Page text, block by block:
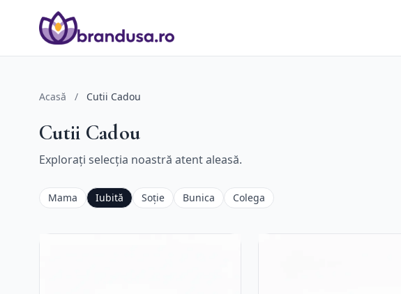
Acasă / Cutii Cadou
Cutii Cadou
Explorați selecția noastră atent aleasă.
Mama Iubită Soție Bunica Colega